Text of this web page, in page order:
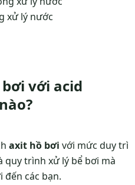
xử lý nước
với acid
axit hồ bơi với mức duy trì
quy trình xử lý bể bơi mà
đến các bạn.